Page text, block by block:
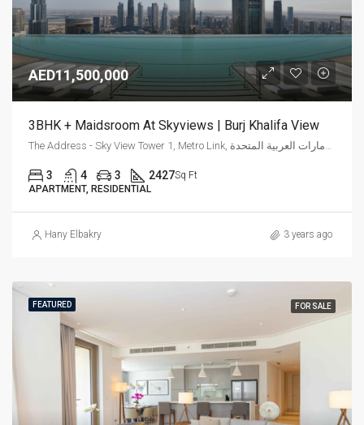
AED11,500,000
3BHK + Maidsroom At Skyviews | Burj Khalifa View
The Address - Sky View Tower 1, Metro Link, وسط مدينة دبي, دبي, الإمارات العربية المتحدة
3 4 3 2427Sq Ft
APARTMENT, RESIDENTIAL
Hany Elbakry 3 years ago
FEATURED FOR SALE